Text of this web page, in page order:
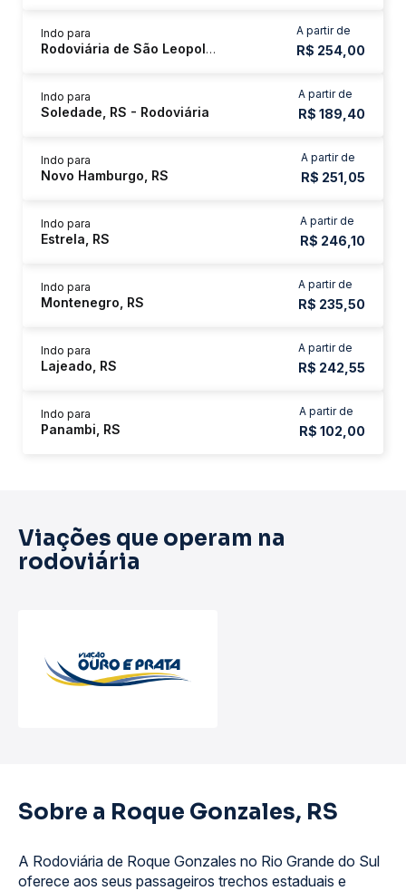
A partir de
R$ 254,00
Indo para
Rodoviária de São Leopoldo
A partir de
R$ 189,40
Indo para
Soledade, RS - Rodoviária
A partir de
R$ 251,05
Indo para
Novo Hamburgo, RS
A partir de
R$ 246,10
Indo para
Estrela, RS
A partir de
R$ 235,50
Indo para
Montenegro, RS
A partir de
R$ 242,55
Indo para
Lajeado, RS
A partir de
R$ 102,00
Indo para
Panambi, RS
Viações que operam na
rodoviária
Sobre a Roque Gonzales, RS
A Rodoviária de Roque Gonzales no Rio Grande do Sul
oferece aos seus passageiros trechos estaduais e